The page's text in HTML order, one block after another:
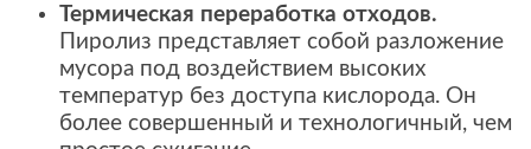
Термическая переработка отходов.
Пиролиз представляет собой разложение
мусора под воздействием высоких
температур без доступа кислорода. Он
более совершенный и технологичный, чем